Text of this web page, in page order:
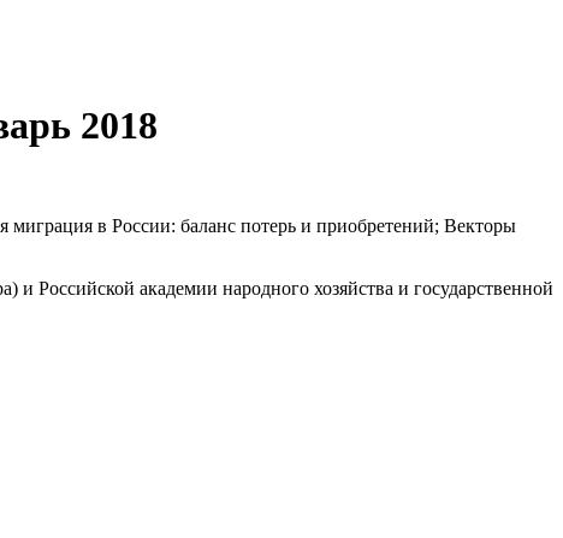
2018
в России: баланс потерь и приобретений; Векторы
Российской академии народного хозяйства и государственной